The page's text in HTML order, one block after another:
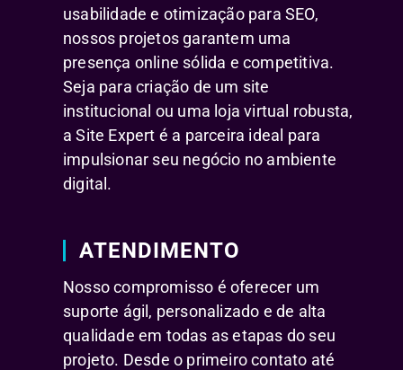
usabilidade e otimização para SEO,
nossos projetos garantem uma
presença online sólida e competitiva.
Seja para criação de um site
institucional ou uma loja virtual robusta,
a Site Expert é a parceira ideal para
impulsionar seu negócio no ambiente
digital.
ATENDIMENTO
Nosso compromisso é oferecer um
suporte ágil, personalizado e de alta
qualidade em todas as etapas do seu
projeto. Desde o primeiro contato até